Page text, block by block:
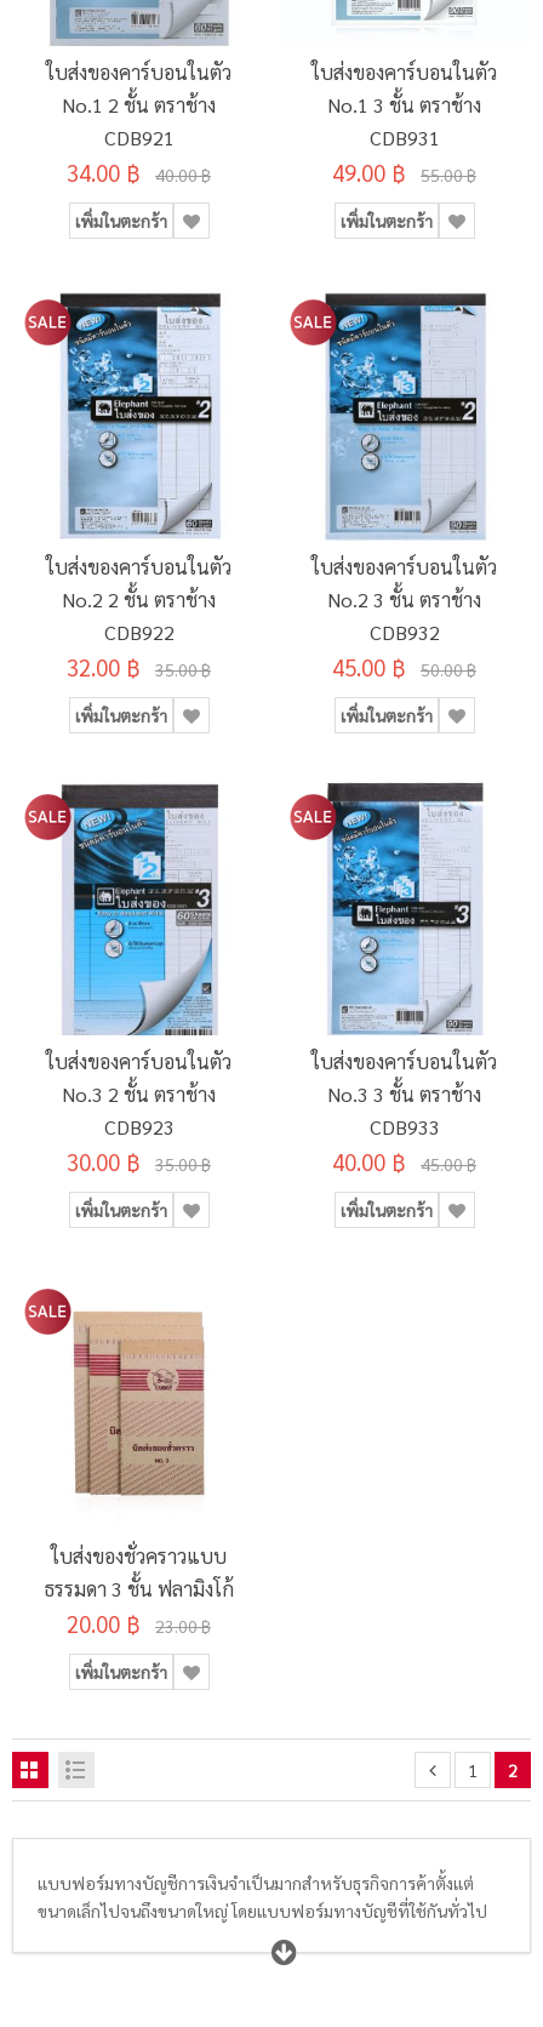
ใบส่งของคาร์บอนในตัว
No.1 2 ชั้น ตราช้าง
CDB921
34.00 ฿ 40.00 ฿
เพิ่มในตะกร้า
ใบส่งของคาร์บอนในตัว
No.1 3 ชั้น ตราช้าง
CDB931
49.00 ฿ 55.00 ฿
เพิ่มในตะกร้า
ใบส่งของคาร์บอนในตัว
No.2 2 ชั้น ตราช้าง
CDB922
32.00 ฿ 35.00 ฿
เพิ่มในตะกร้า
ใบส่งของคาร์บอนในตัว
No.2 3 ชั้น ตราช้าง
CDB932
45.00 ฿ 50.00 ฿
เพิ่มในตะกร้า
ใบส่งของคาร์บอนในตัว
No.3 2 ชั้น ตราช้าง
CDB923
30.00 ฿ 35.00 ฿
เพิ่มในตะกร้า
ใบส่งของคาร์บอนในตัว
No.3 3 ชั้น ตราช้าง
CDB933
40.00 ฿ 45.00 ฿
เพิ่มในตะกร้า
ใบส่งของชั่วคราวแบบ
ธรรมดา 3 ชั้น ฟลามิงโก้
20.00 ฿ 23.00 ฿
เพิ่มในตะกร้า
1 2
แบบฟอร์มทางบัญชีการเงินจำเป็นมากสำหรับธุรกิจการค้าตั้งแต่
ขนาดเล็กไปจนถึงขนาดใหญ่ โดยแบบฟอร์มทางบัญชีที่ใช้กันทั่วไป
บิลเงินสดคาร์บอนในตัว
เหมาะสำหรับการไปออกบิลหรือส่งของนอกสถานที่